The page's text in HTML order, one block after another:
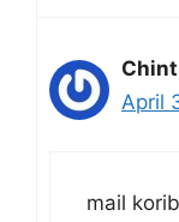
April
mail